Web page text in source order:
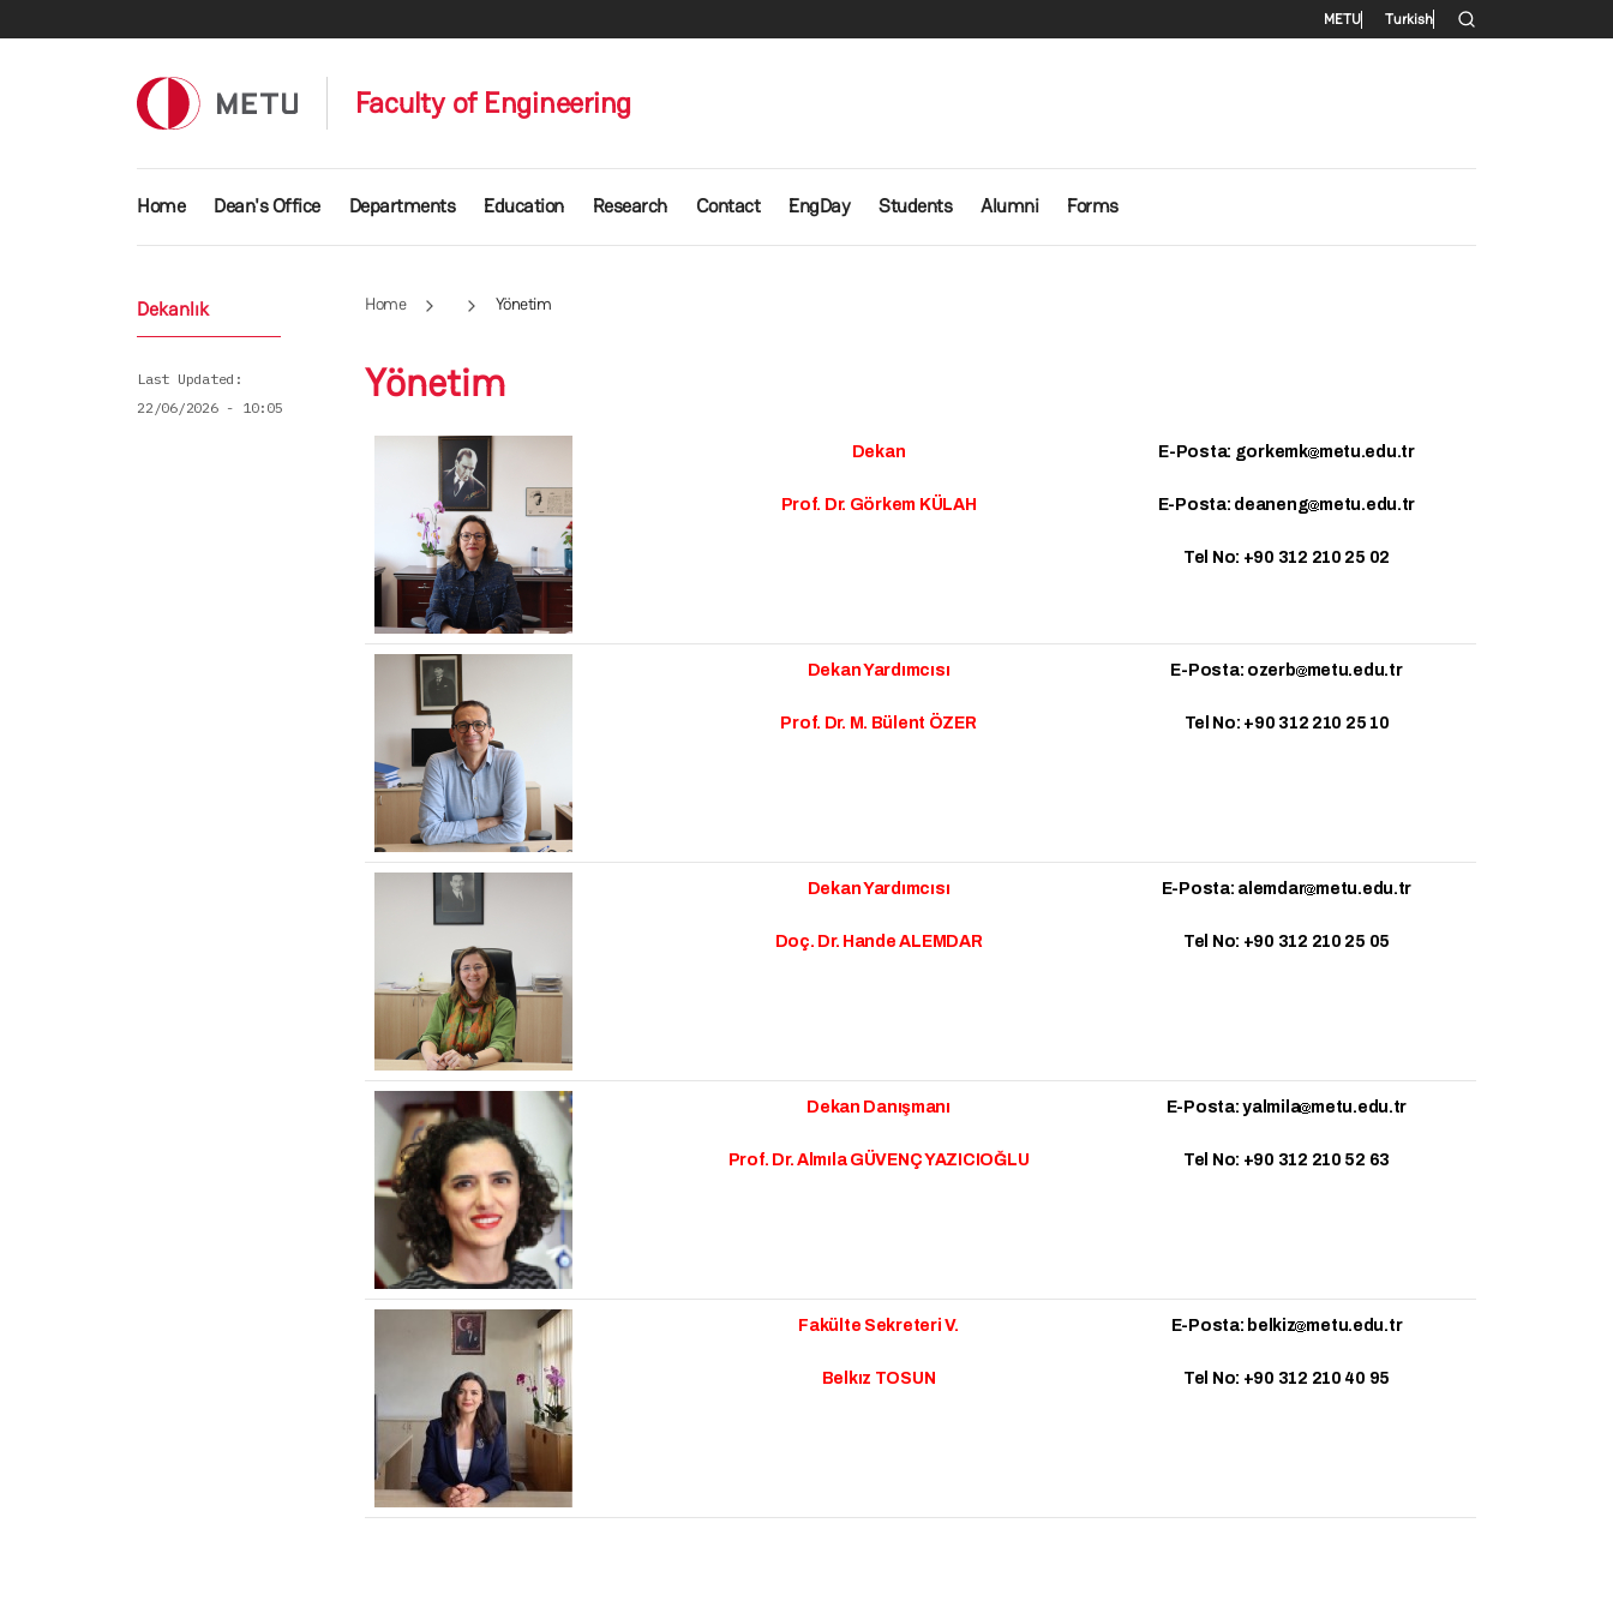
Secondary menu
METU Turkish
Faculty of Engineering
Main navigation
Home Dean's Office Departments Education Research Contact EngDay Students Alumni Forms
Home Yönetim
Yönetim
Dekan
Prof. Dr. Görkem KÜLAH
E-Posta: gorkemk metu.edu.tr
E-Posta: deaneng metu.edu.tr
Tel No: +90 312 210 25 02
Dekan Yardımcısı
Prof. Dr. M. Bülent ÖZER
E-Posta: ozerb metu.edu.tr
Tel No: +90 312 210 25 10
Dekan Yardımcısı
Doç. Dr. Hande ALEMDAR
E-Posta: alemdar metu.edu.tr
Tel No: +90 312 210 25 05
Dekan Danışmanı
Prof. Dr. Almıla GÜVENÇ YAZICIOĞLU
E-Posta: yalmila metu.edu.tr
Tel No: +90 312 210 52 63
Fakülte Sekreteri V.
Belkız TOSUN
E-Posta: belkiz metu.edu.tr
Tel No: +90 312 210 40 95
Dekanlık
Last Updated
22/06/2026 - 10:05